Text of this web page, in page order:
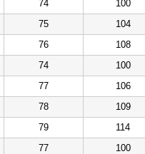
74
100
75
104
76
108
74
100
77
106
78
109
79
114
77
100